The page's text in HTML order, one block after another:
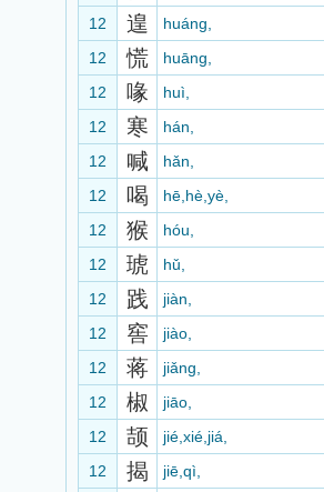
12
遑
huáng,
12
慌
huāng,
12
喙
huì,
12
寒
hán,
12
喊
hǎn,
12
喝
hē,hè,yè,
12
猴
hóu,
12
琥
hǔ,
12
践
jiàn,
12
窖
jiào,
12
蒋
jiǎng,
12
椒
jiāo,
12
颉
jié,xié,jiá,
12
揭
jiē,qì,